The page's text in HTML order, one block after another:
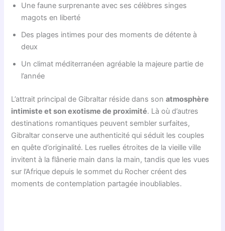
Une faune surprenante avec ses célèbres singes
magots en liberté
Des plages intimes pour des moments de détente à
deux
Un climat méditerranéen agréable la majeure partie de
l’année
L’attrait principal de Gibraltar réside dans sonatmosphère
intimiste et son exotisme de proximité. Là où d’autres
destinations romantiques peuvent sembler surfaites,
Gibraltar conserve une authenticité qui séduit les couples
en quête d’originalité. Les ruelles étroites de la vieille ville
invitent à la flânerie main dans la main, tandis que les vues
sur l’Afrique depuis le sommet du Rocher créent des
moments de contemplation partagée inoubliables.